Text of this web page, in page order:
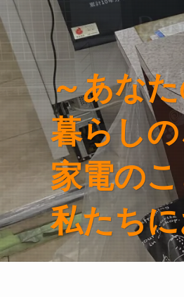
～あな
暮らし
家電の
私たち
～あな
暮らし
家電の
私たち
～あな
暮らし
家電の
私たち
～あな
暮らし
家電の
私たち
～あな
暮らし
家電の
私たち